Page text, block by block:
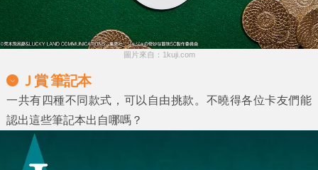
圖片來自：1kuji.com
Ｊ賞 筆記本
一共有四種不同款式，可以自由挑款。不曉得各位卡友們能
認出這些筆記本出自哪嗎？